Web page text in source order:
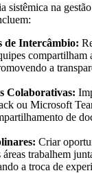
sistêmica na
de Intercâmbio:
compartilham
a
Colaborativas:
ou Microsoft
de
Criar
trabalhem
a troca de